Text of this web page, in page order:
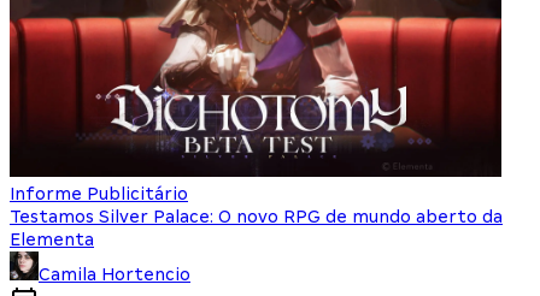
Informe Publicitário
Testamos Silver Palace: O novo RPG de mundo aberto da
Elementa
Camila Hortencio